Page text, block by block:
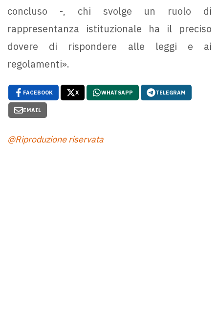
concluso -, chi svolge un ruolo di
rappresentanza istituzionale ha il preciso
dovere di rispondere alle leggi e ai
regolamenti».
FACEBOOK X WHATSAPP TELEGRAM
EMAIL
@Riproduzione riservata